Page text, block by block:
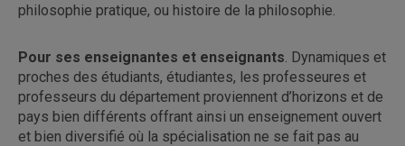
philosophie pratique, ou histoire de la philosophie.
Pour ses enseignantes et enseignants. Dynamiques et
proches des étudiants, étudiantes, les professeures et
professeurs du département proviennent d’horizons et de
pays bien différents offrant ainsi un enseignement ouvert
et bien diversifié où la spécialisation ne se fait pas au